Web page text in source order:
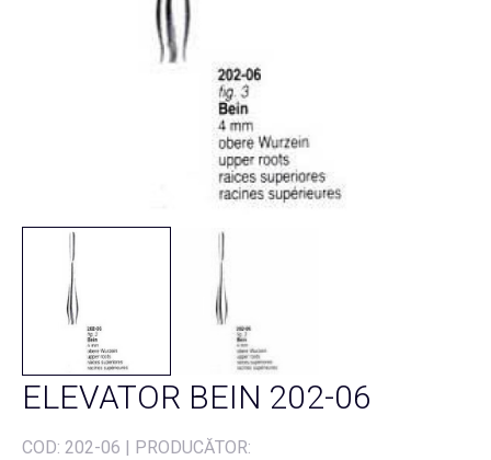
ELEVATOR BEIN 202-06
COD: 202-06 | PRODUCĂTOR: